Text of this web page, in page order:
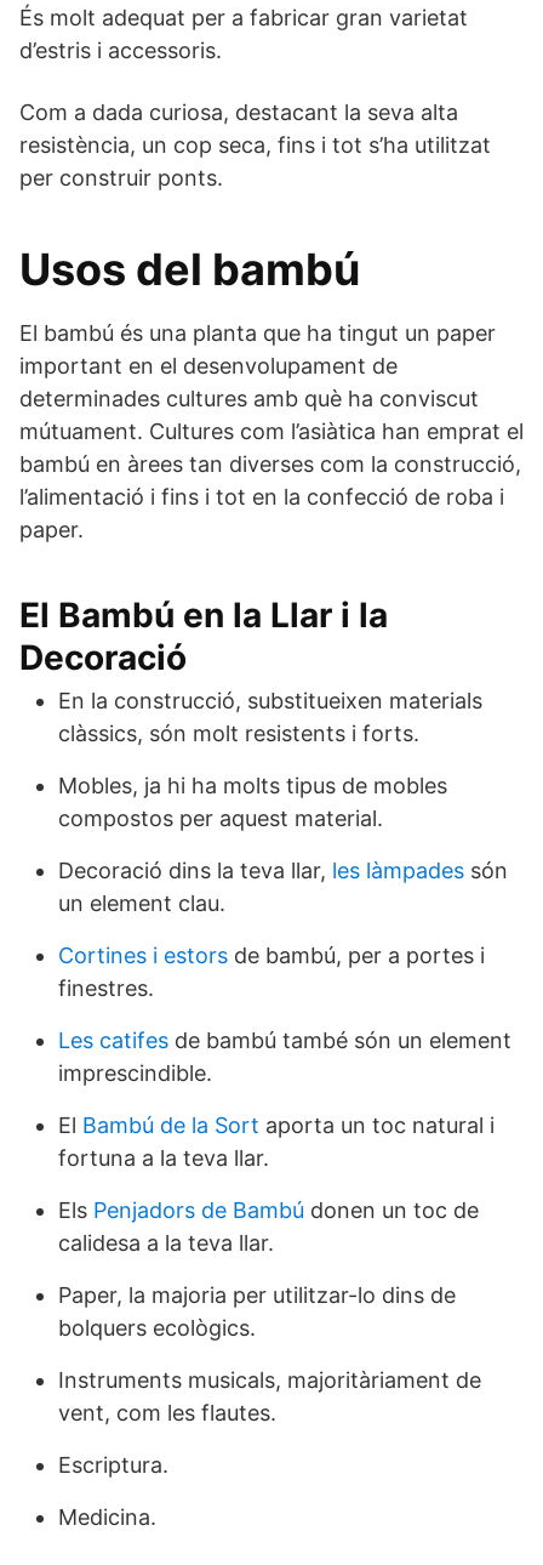
És molt adequat per a fabricar gran varietat
d’estris i accessoris.
Com a dada curiosa, destacant la seva alta
resistència, un cop seca, fins i tot s’ha utilitzat
per construir ponts.
Usos del bambú
El bambú és una planta que ha tingut un paper
important en el desenvolupament de
determinades cultures amb què ha conviscut
mútuament. Cultures com l’asiàtica han emprat el
bambú en àrees tan diverses com la construcció,
l’alimentació i fins i tot en la confecció de roba i
paper.
El Bambú en la Llar i la
Decoració
En la construcció, substitueixen materials
clàssics, són molt resistents i forts.
Mobles, ja hi ha molts tipus de mobles
compostos per aquest material.
Decoració dins la teva llar, les làmpades són
un element clau.
Cortines i estors de bambú, per a portes i
finestres.
Les catifes de bambú també són un element
imprescindible.
El Bambú de la Sort aporta un toc natural i
fortuna a la teva llar.
Els Penjadors de Bambú donen un toc de
calidesa a la teva llar.
Paper, la majoria per utilitzar-lo dins de
bolquers ecològics.
Instruments musicals, majoritàriament de
vent, com les flautes.
Escriptura.
Medicina.